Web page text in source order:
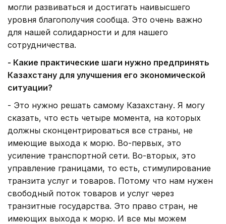
могли развиваться и достигать наивысшего
уровня благополучия сообща. Это очень важно
для нашей солидарности и для нашего
сотрудничества.
- Какие практические шаги нужно предпринять
Казахстану для улучшения его экономической
ситуации?
- Это нужно решать самому Казахстану. Я могу
сказать, что есть четыре момента, на которых
должны сконцентрироваться все страны, не
имеющие выхода к морю. Во-первых, это
усиление транспортной сети. Во-вторых, это
управление границами, то есть, стимулирование
транзита услуг и товаров. Потому что нам нужен
свободный поток товаров и услуг через
транзитные государства. Это право стран, не
имеющих выхода к морю. И все мы можем